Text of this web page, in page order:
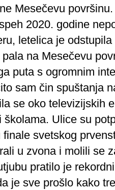
Mesečevu
2020. godine
letelica je
na Mesečevu
puta s ogromnim
sam čin spuštanja
se oko televizijskih
školama. Ulice su
svetskog
u zvona i molili se
pratilo je
je sve prošlo kako